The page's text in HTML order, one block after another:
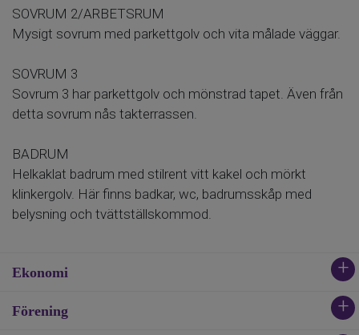
SOVRUM 2/ARBETSRUM
Mysigt sovrum med parkettgolv och vita målade väggar.
SOVRUM 3
Sovrum 3 har parkettgolv och mönstrad tapet. Även från
detta sovrum nås takterrassen.
BADRUM
Helkaklat badrum med stilrent vitt kakel och mörkt
klinkergolv. Här finns badkar, wc, badrumsskåp med
belysning och tvättställskommod.
Ekonomi
Lägenhetsnummer
Förening